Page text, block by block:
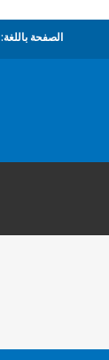
الصفحة باللغة: